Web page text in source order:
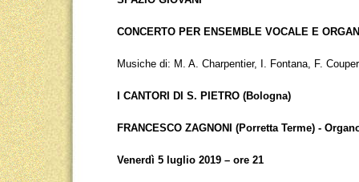
CONCERTO PER ENSEMBLE VOCALE E
Musiche di: M. A. Charpentier, I. Fontana, F.
I CANTORI DI S. PIETRO (Bologna)
FRANCESCO ZAGNONI (Porretta Terme) -
Venerdì 5 luglio 2019 – ore 21